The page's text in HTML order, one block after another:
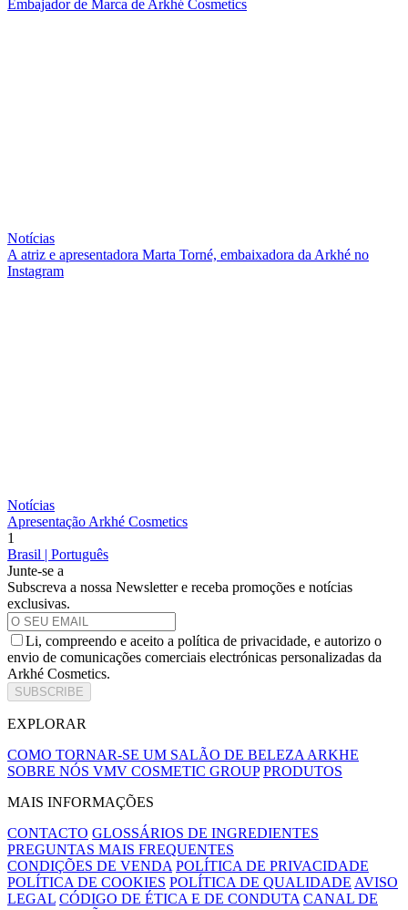
Embajador de Marca de Arkhé Cosmetics
Notícias
A atriz e apresentadora Marta Torné, embaixadora da Arkhé no
Instagram
Notícias
Apresentação Arkhé Cosmetics
1
Brasil | Português
Junte-se a
Subscreva a nossa Newsletter e receba promoções e notícias
exclusivas.
Li, compreendo e aceito a política de privacidade, e autorizo o
envio de comunicações comerciais electrónicas personalizadas da
Arkhé Cosmetics.
SUBSCRIBE
EXPLORAR
COMO TORNAR-SE UM SALÃO DE BELEZA ARKHE
SOBRE NÓS VMV COSMETIC GROUP PRODUTOS
MAIS INFORMAÇÕES
CONTACTO GLOSSÁRIOS DE INGREDIENTES
PREGUNTAS MAIS FREQUENTES
CONDIÇÕES DE VENDA POLÍTICA DE PRIVACIDADE
POLÍTICA DE COOKIES POLÍTICA DE QUALIDADE AVISO
LEGAL CÓDIGO DE ÉTICA E DE CONDUTA CANAL DE